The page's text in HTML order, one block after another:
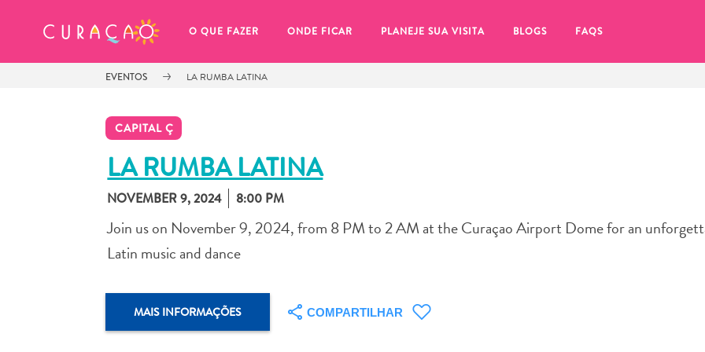
O QUE FAZER ONDE FICAR PLANEJE SUA VISITA BLOGS FAQS
EVENTOS LA RUMBA LATINA
CAPITAL Ç
LA RUMBA LATINA
NOVEMBER 9, 2024 8:00 PM
Join us on November 9, 2024, from 8 PM to 2 AM at the Curaçao Airport Dome for an
Latin music and dance
MAIS INFORMAÇÕES COMPARTILHAR
MEUS FAVORITOS
Você ainda não salvou nenhum
Sempre que você quiser salvar algo para mais tarde, certifique-se de clicar no